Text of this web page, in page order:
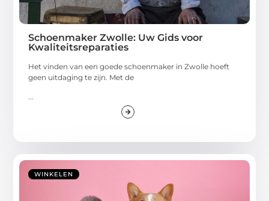
Schoenmaker Zwolle: Uw Gids voor
Kwaliteitsreparaties
Het vinden van een goede schoenmaker in Zwolle hoeft
geen uitdaging te zijn. Met de
...
WINKELEN